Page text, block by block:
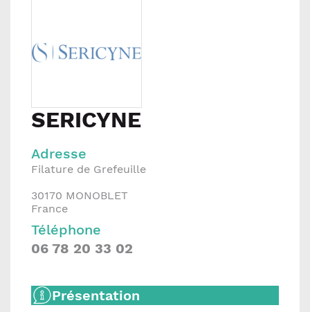
SERICYNE
Adresse
Filature de Grefeuille
30170 MONOBLET
France
Téléphone
06 78 20 33 02
Présentation